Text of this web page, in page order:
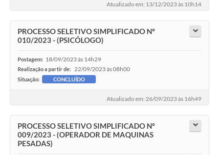
Atualizado em: 13/12/2023 às 10h14
PROCESSO SELETIVO SIMPLIFICADO Nº
010/2023 - (PSICÓLOGO)
Postagem: 18/09/2023 às 14h29
Realização a partir de: 22/09/2023 às 08h00
Situação: CONCLUÍDO
Atualizado em: 26/09/2023 às 16h49
PROCESSO SELETIVO SIMPLIFICADO Nº
009/2023 - (OPERADOR DE MAQUINAS
PESADAS)